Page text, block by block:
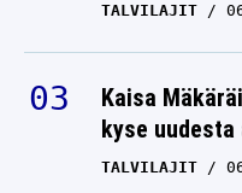
TALVILAJIT
Kaisa
kyse
TALVILAJIT